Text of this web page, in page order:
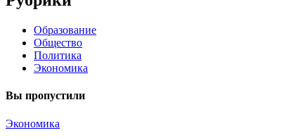
Образование
Общество
Политика
Экономика
Вы пропустили
Экономика